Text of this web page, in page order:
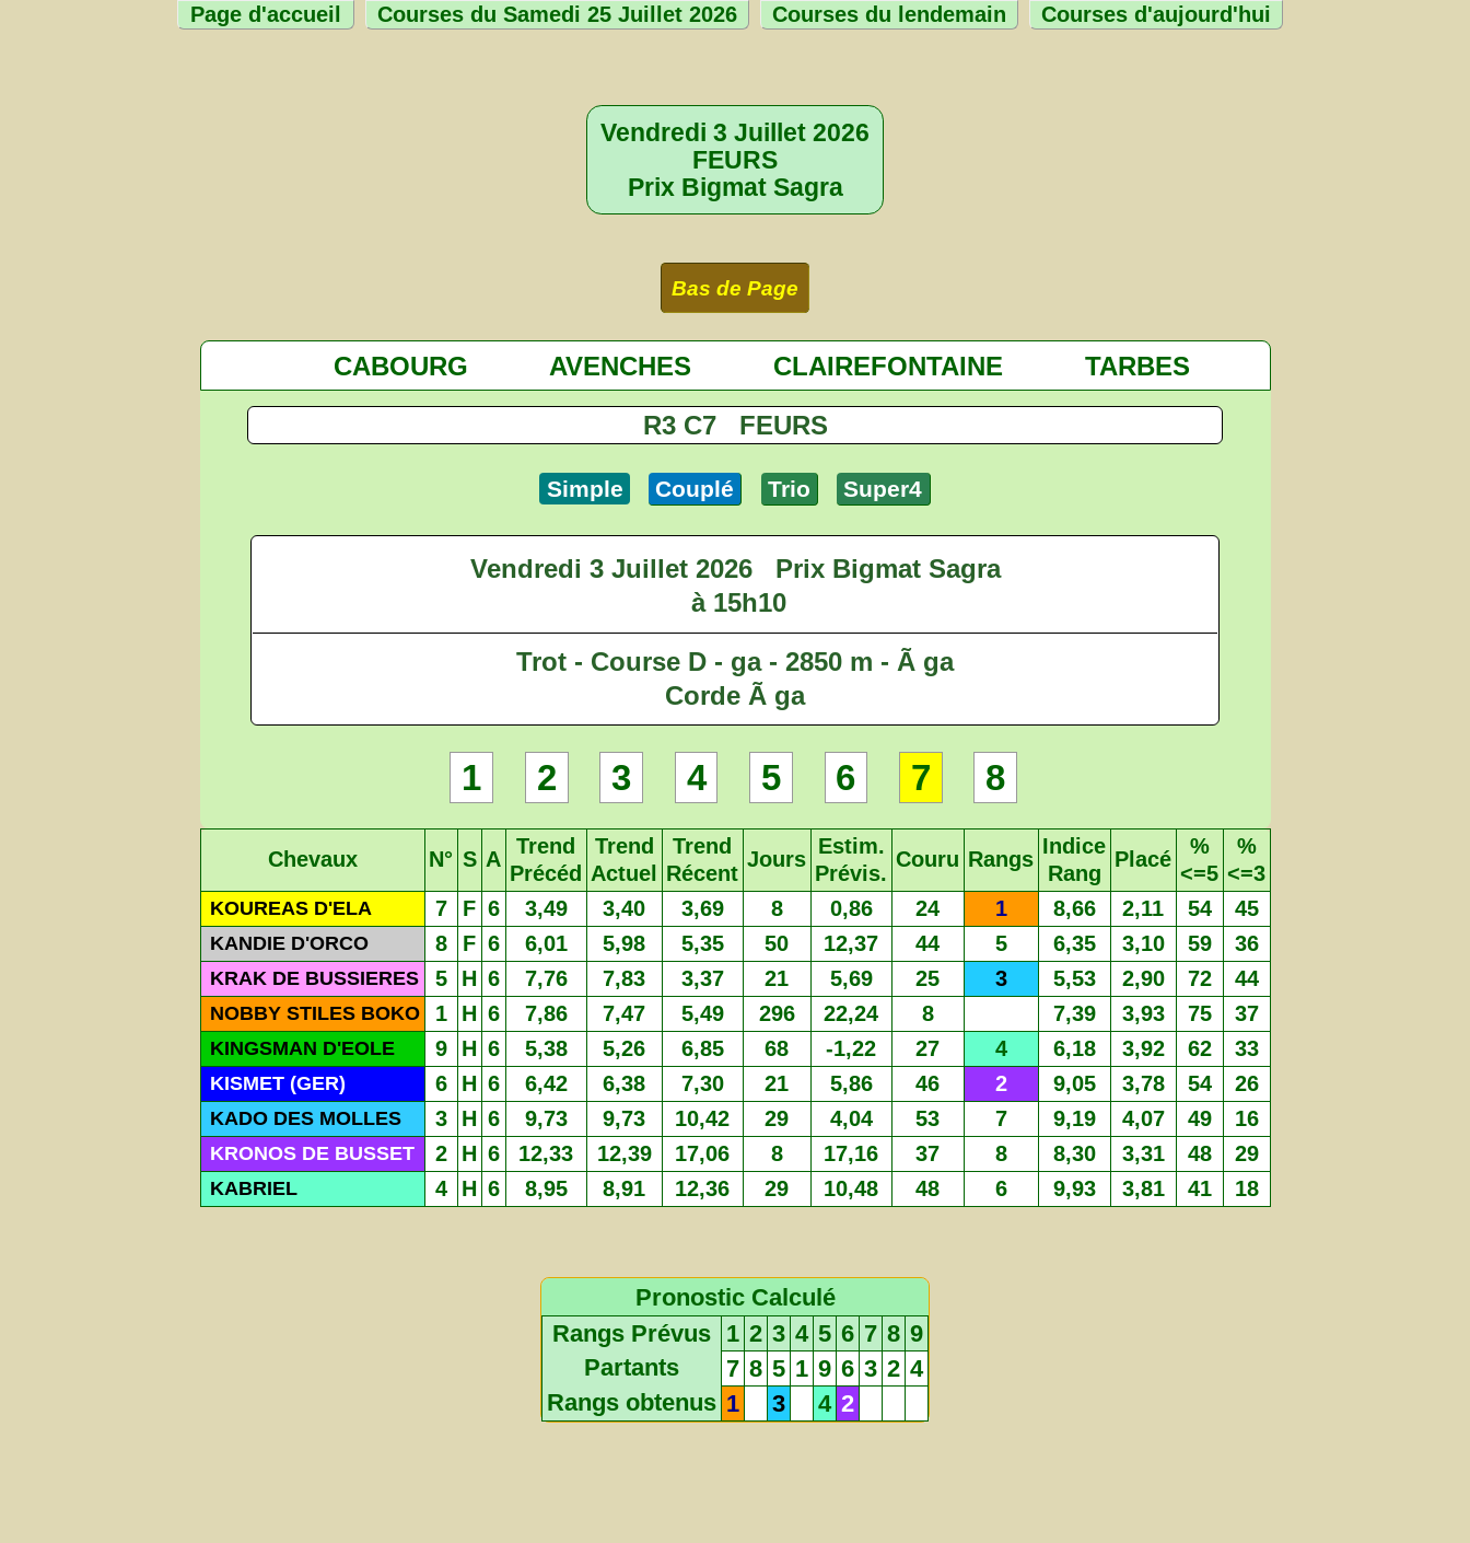
Page d'accueil Courses du Samedi 25 Juillet 2026 Courses du lendemain Courses d'aujourd'hui
Vendredi 3 Juillet 2026
FEURS
Prix Bigmat Sagra
Bas de Page
CABOURG AVENCHES CLAIREFONTAINE TARBES
R3 C7 FEURS
Simple Couplé Trio Super4
Vendredi 3 Juillet 2026
Prix Bigmat Sagra
à 15h10
Trot - Course D - ga - 2850 m - Ã ga
Corde Ã ga
1 2 3 4 5 6 7 8
Chevaux N° S A
Trend
Précéd
Trend
Actuel
Trend
Récent
Jours
Estim.
Prévis.
Couru Rangs
Indice
Rang
Placé
%
<=5
%
<=3
KOUREAS D'ELA 7 F 6 3,49 3,40 3,69 8 0,86 24 1 8,66 2,11 54 45
KANDIE D'ORCO 8 F 6 6,01 5,98 5,35 50 12,37 44 5 6,35 3,10 59 36
KRAK DE BUSSIERES 5 H 6 7,76 7,83 3,37 21 5,69 25 3 5,53 2,90 72 44
NOBBY STILES BOKO 1 H 6 7,86 7,47 5,49 296 22,24 8 7,39 3,93 75 37
KINGSMAN D'EOLE 9 H 6 5,38 5,26 6,85 68 -1,22 27 4 6,18 3,92 62 33
KISMET (GER) 6 H 6 6,42 6,38 7,30 21 5,86 46 2 9,05 3,78 54 26
KADO DES MOLLES 3 H 6 9,73 9,73 10,42 29 4,04 53 7 9,19 4,07 49 16
KRONOS DE BUSSET 2 H 6 12,33 12,39 17,06 8 17,16 37 8 8,30 3,31 48 29
KABRIEL 4 H 6 8,95 8,91 12,36 29 10,48 48 6 9,93 3,81 41 18
Pronostic Calculé
Rangs Prévus 1 2 3 4 5 6 7 8 9
Partants
7 8 5 1 9 6 3 2 4
Rangs obtenus 1 3 4 2